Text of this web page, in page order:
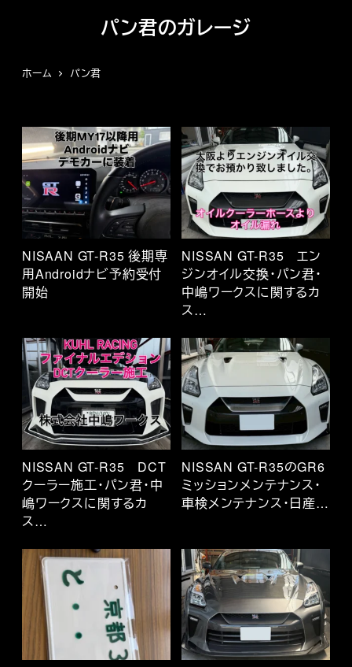
パン君のガレージ
ホーム パン君
NISAAN GT-R35 後期専
用Androidナビ予約受付
開始
NISSAN GT-R35 エン
ジンオイル交換・パン君・
中嶋ワークスに関するカ
ス…
NISSAN GT-R35 DCT
クーラー施工・パン君・中
嶋ワークスに関するカ
ス…
NISSAN GT-R35のGR6
ミッションメンテナンス・
車検メンテナンス・日産…